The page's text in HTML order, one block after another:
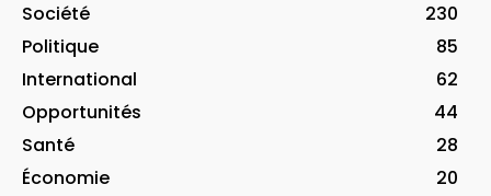
Société
230
Politique
85
International
62
Opportunités
44
Santé
28
Économie
20